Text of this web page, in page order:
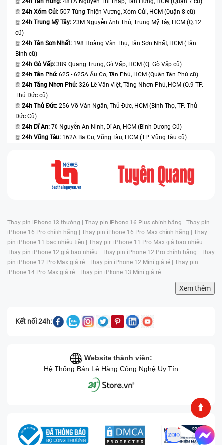
Điện Thoại, Laptop 24h , bởi vì trung tâm luôn cố gắng
mang đến những trải nghiệm tuyệt vời cho khách hàng
của mình.
Quy trình thay pin laptop Dell Inspiron 7567 ở
Bệnh Viện Điện Thoại, Laptop 24h
Để khách hàng hiểu rõ hơn về dịch vụ ở trung tâm, quy
hiện theo các bước sau:
sửa chữa, nhân viên kỹ thuật sẽ sẽ kiểm tra tổng thể
laptop của khách hàng cũng như xác định rõ tình trạng
Sau khi kiểm tra xong thì nhân viên sẽ báo giá
và thời gian sửa chữa thiết bị cho khách hàng. Nếu
hiện khâu tháo máy và cho khách hàng ký tên lên linh
24h Xóm Củi: 507 Tùng Thiện Vương, Xóm Củi, HCM (Quận 8 cũ)
24h Trung Mỹ Tây: 23M Nguyễn Ảnh Thủ, Trung Mỹ Tây, HCM (Q.12
cũ)
24h Tân Sơn Nhất: 198 Hoàng Văn Thụ, Tân Sơn Nhất, HCM (Tân
Bình cũ)
24h Gò Vấp: 389 Quang Trung, Gò Vấp, HCM (Q. Gò Vấp cũ)
24h Tân Phú: 625 - 625A Âu Cơ, Tân Phú, HCM (Quận Tân Phú cũ)
24h Tăng Nhơn Phú: 326 Lê Văn Việt, Tăng Nhơn Phú, HCM (Q.9 TP.
Thủ Đức cũ)
24h Thủ Đức: 256 Võ Văn Ngân, Thủ Đức, HCM (Bình Thọ, TP. Thủ
Đức Cũ)
24h Dĩ An: 70 Nguyễn An Ninh, Dĩ An, HCM (Bình Dương Cũ)
24h Vũng Tàu: 162A Ba Cu, Vũng Tàu, HCM (TP. Vũng Tàu cũ)
Thay pin iPhone 13 thường | Thay pin iPhone 16 Plus chính hãng | Thay pin
iPhone 16 Pro chính hãng | Thay pin iPhone 16 Pro Max chính hãng | Thay
pin iPhone 11 bao nhiêu tiền | Thay pin iPhone 11 Pro Max giá bao nhiêu |
Thay pin iPhone 12 giá bao nhiêu | Thay pin iPhone 12 Pro chính hãng | Thay
pin iPhone 12 Pro Max giá rẻ | Thay pin iPhone 12 Mini giá rẻ | Thay pin
iPhone 14 Pro Max giá rẻ | Thay pin iPhone 13 Mini giá rẻ |
Xem thêm
Kết nối 24h:
Website thành viên:
Hệ Thống Bán Lẻ Hàng Công Nghệ Uy Tín